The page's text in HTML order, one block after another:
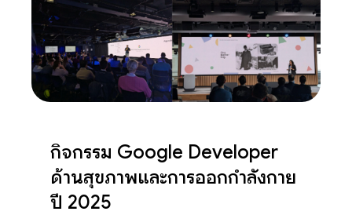
กิจกรรม Google Developer
ด้านสุขภาพและการออกกำลังกาย
ปี 2025